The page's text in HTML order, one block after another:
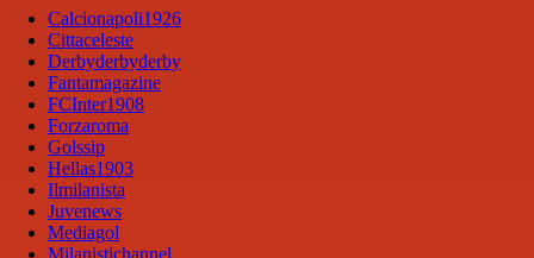
Calcionapoli1926
Cittaceleste
Derbyderbyderby
Fantamagazine
FCInter1908
Forzaroma
Golssip
Hellas1903
Ilmilanista
Juvenews
Mediagol